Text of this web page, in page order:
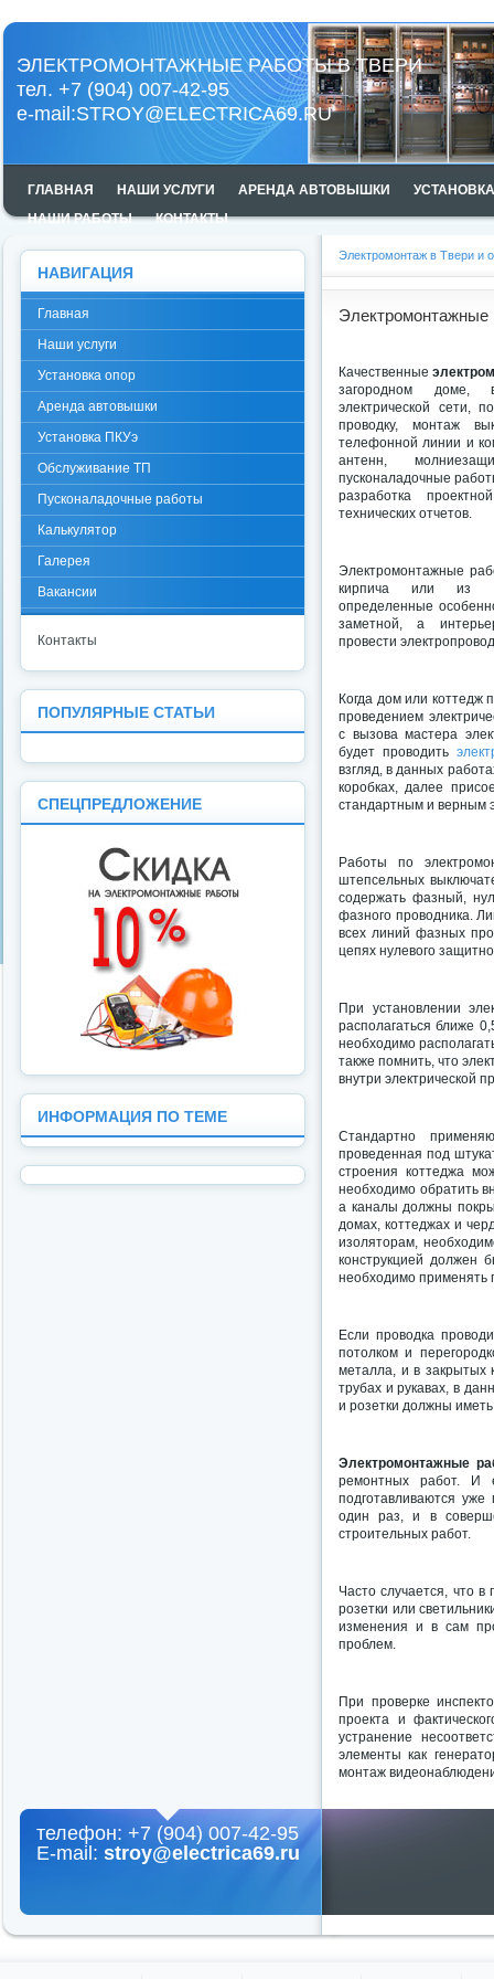
ЭЛЕКТРОМОНТАЖНЫЕ РАБОТЫ В ТВЕРИ
тел. +7 (904) 007-42-95
e-mail:STROY@ELECTRICA69.RU
ГЛАВНАЯ НАШИ УСЛУГИ АРЕНДА АВТОВЫШКИ
НАШИ РАБОТЫ
КОНТАКТЫ
Электромонтаж в Твери и
Электромонтажные
Качественные
загородном доме,
электрической сети,
проводку, монтаж
телефонной линии и
антенн,
пусконаладочные
разработка
технических отчетов.
Электромонтажные
кирпича или из
определенные
заметной, а
провести
Когда дом или коттедж
проведением
с вызова мастера
будет проводить
взгляд, в данных
коробках, далее
стандартным и верным
Работы по
штепсельных
содержать фазный,
фазного проводника.
всех линий фазных
цепях нулевого
При установлении
располагаться ближе
необходимо
также помнить, что
внутри электрической
Стандартно
проведенная под
строения коттеджа
необходимо обратить
а каналы должны
домах, коттеджах и
изоляторам,
конструкцией должен
необходимо применять
Если проводка
потолком и
металла, и в закрытых
трубах и рукавах, в
и розетки должны
Электромонтажные
ремонтных работ. И
подготавливаются
один раз, и в
строительных работ.
Часто случается, что
розетки или
изменения и в сам
проблем.
При проверке
проекта и
устранение
элементы как
монтаж
НАВИГАЦИЯ
Главная
Наши услуги
Установка опор
Аренда автовышки
Установка ПКУэ
Обслуживание ТП
Пусконаладочные работы
Калькулятор
Галерея
Вакансии
Контакты
ПОПУЛЯРНЫЕ СТАТЬИ
СПЕЦПРЕДЛОЖЕНИЕ
ИНФОРМАЦИЯ ПО ТЕМЕ
телефон: +7 (904) 007-42-95
E-mail: stroy@electrica69.ru